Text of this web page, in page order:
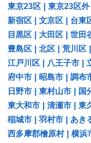
東京23区
東京23区外
新宿区
文京区 台東
目黒区
大田区 世田
豊島区
北区 荒川区
江戸川区
八王子市
府中市
昭島市 調布
日野市
東村山市 国
東大和市
清瀬市 東
稲城市
羽村市 あき
西多摩郡檜原村
横浜